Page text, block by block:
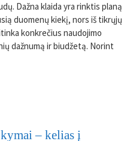
Dažna klaida yra rinktis planą
duomenų kiekį, nors iš tikrųjų
konkrečius naudojimo
dažnumą ir biudžetą. Norint
– kelias į